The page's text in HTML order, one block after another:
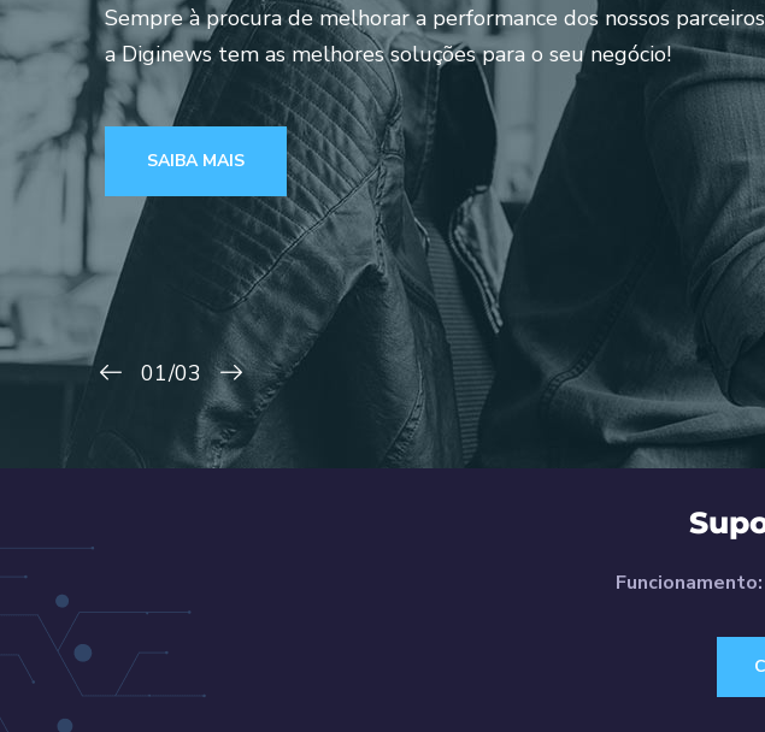
Sempre à procura de melhorar a performance dos nossos
a Diginews tem as melhores soluções para o seu negócio!
SAIBA MAIS
Funcionamento: